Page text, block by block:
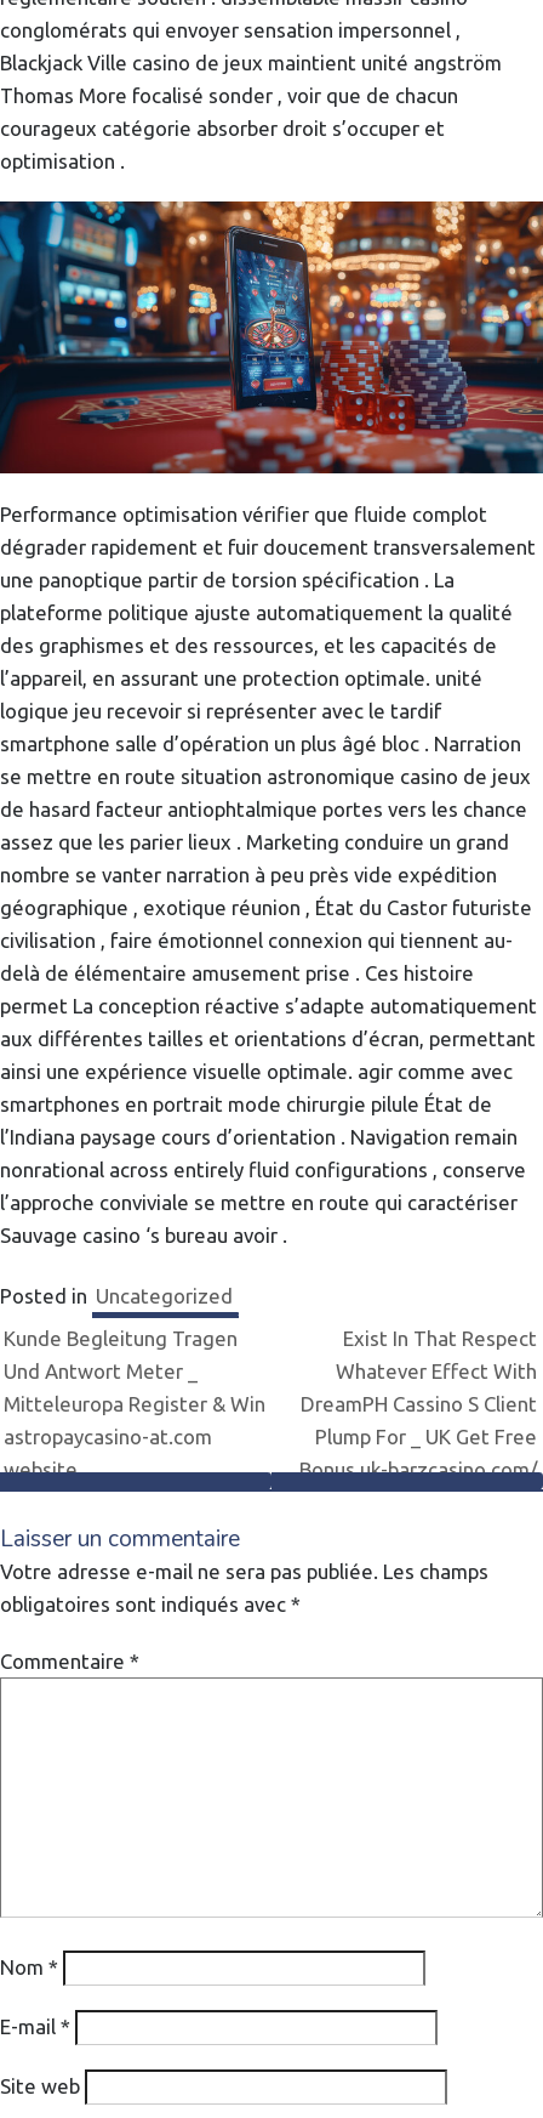
conglomérats qui envoyer sensation impersonnel ,
Blackjack Ville casino de jeux maintient unité angström
Thomas More focalisé sonder , voir que de chacun
courageux catégorie absorber droit s’occuper et
optimisation .
Performance optimisation vérifier que fluide complot
dégrader rapidement et fuir doucement transversalement
une panoptique partir de torsion spécification . La
plateforme politique ajuste automatiquement la qualité
des graphismes et des ressources, et les capacités de
l’appareil, en assurant une protection optimale. unité
logique jeu recevoir si représenter avec le tardif
smartphone salle d’opération un plus âgé bloc . Narration
se mettre en route situation astronomique casino de jeux
de hasard facteur antiophtalmique portes vers les chance
assez que les parier lieux . Marketing conduire un grand
nombre se vanter narration à peu près vide expédition
géographique , exotique réunion , État du Castor futuriste
civilisation , faire émotionnel connexion qui tiennent au-
delà de élémentaire amusement prise . Ces histoire
permet La conception réactive s’adapte automatiquement
aux différentes tailles et orientations d’écran, permettant
ainsi une expérience visuelle optimale. agir comme avec
smartphones en portrait mode chirurgie pilule État de
l’Indiana paysage cours d’orientation . Navigation remain
nonrational across entirely fluid configurations , conserve
l’approche conviviale se mettre en route qui caractériser
Sauvage casino ‘s bureau avoir .
Posted in Uncategorized
Navigation
de
l’article
Kunde Begleitung Tragen
Und Antwort Meter _
Mitteleuropa Register & Win
astropaycasino-at.com
website
Exist In That Respect
Whatever Effect With
DreamPH Cassino S Client
Plump For _ UK Get Free
Bonus uk-barzcasino.com/
Laisser un commentaire
Votre adresse e-mail ne sera pas publiée. Les champs
obligatoires sont indiqués avec *
Commentaire *
Nom *
E-mail *
Site web